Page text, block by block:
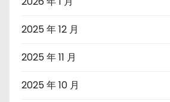
2025 年 12 月
2025 年 11 月
2025 年 10 月